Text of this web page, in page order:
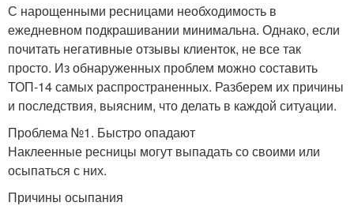
С нарощенными ресницами необходимость в
ежедневном подкрашивании минимальна. Однако, если
почитать негативные отзывы клиенток, не все так
просто. Из обнаруженных проблем можно составить
ТОП-14 самых распространенных. Разберем их причины
и последствия, выясним, что делать в каждой ситуации.
Проблема №1. Быстро опадают
Наклеенные ресницы могут выпадать со своими или
осыпаться с них.
Причины осыпания